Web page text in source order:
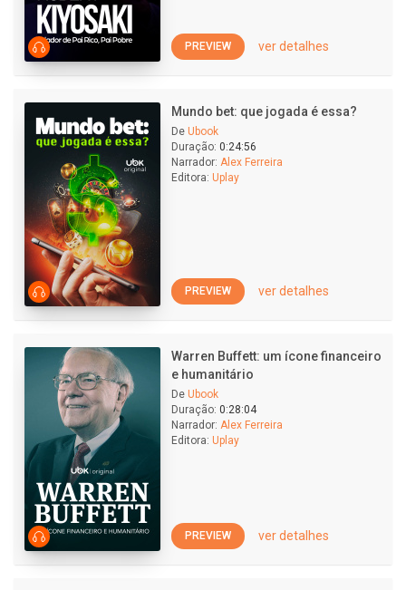
PREVIEW ver detalhes
Mundo bet: que jogada é essa?
De Ubook
Duração: 0:24:56
Narrador: Alex Ferreira
Editora: Uplay
PREVIEW ver detalhes
Warren Buffett: um ícone financeiro
e humanitário
De Ubook
Duração: 0:28:04
Narrador: Alex Ferreira
Editora: Uplay
PREVIEW ver detalhes